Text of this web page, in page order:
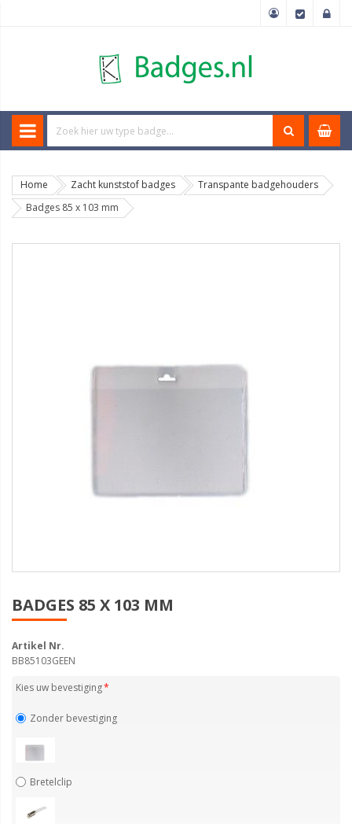
Home Zacht kunststof badges
Transpante badgehouders
Badges 85 x 103 mm
BADGES 85 X 103 MM
Artikel Nr.
BB85103GEEN
Kies uw bevestiging
Zonder bevestiging
Bretelclip